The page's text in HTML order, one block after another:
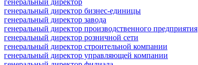
генеральный директор бизнес-единицы
генеральный директор завода
генеральный директор производственного предприятия
генеральный директор розничной сети
генеральный директор строительной компании
генеральный директор управляющей компании